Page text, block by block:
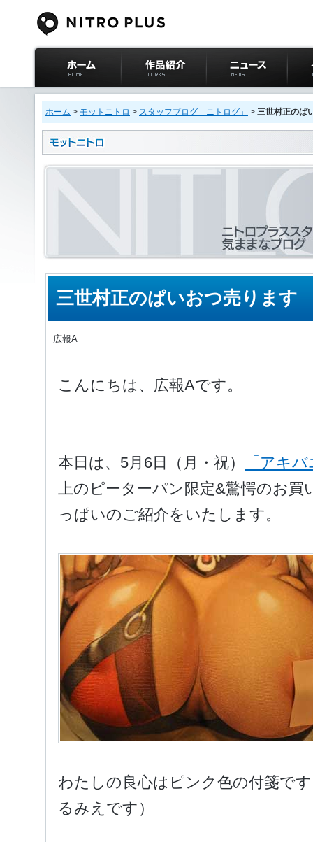
ニトロプラス公式
サイト ホーム
作品紹介 ニュース イベ
ホーム > モットニトロ > スタッフブログ「ニトログ」 > 三世村正のぱ
三世村正のぱいおつ売ります
広報A
こんにちは、広報Aです。
本日は、5月6日（月・祝）
「アキ
上のピーターパン限定&驚愕のお
っぱいのご紹介をいたします。
わたしの良心はピンク色の付箋で
るみえです）